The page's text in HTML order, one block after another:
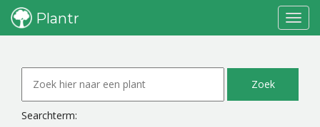
Plantr
Searchterm: